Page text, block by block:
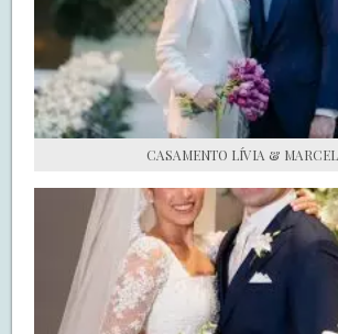
S.O.S CASADAS
FALE COM O SAY I DO
CASAMENTO LÍVIA &